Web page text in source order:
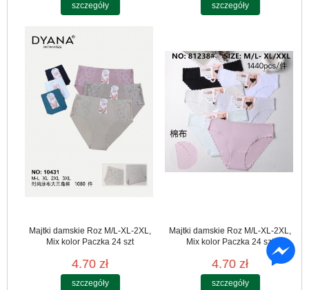
szczegóły szczegóły
Majtki damskie Roz M/L-XL-2XL,
Mix kolor Paczka 24 szt
4.70 zł
szczegóły
Majtki damskie Roz M/L-XL-2XL,
Mix kolor Paczka 24 szt
4.70 zł
szczegóły